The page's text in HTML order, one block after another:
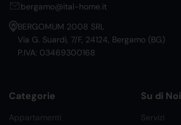
bergamo@ital-home.it
BERGOMUM 2008 SRL
Via G. Suardi, 7/F, 24124, Bergamo (BG)
P.IVA: 03469300168
Categorie
Appartamenti
Su di Noi
Servizi